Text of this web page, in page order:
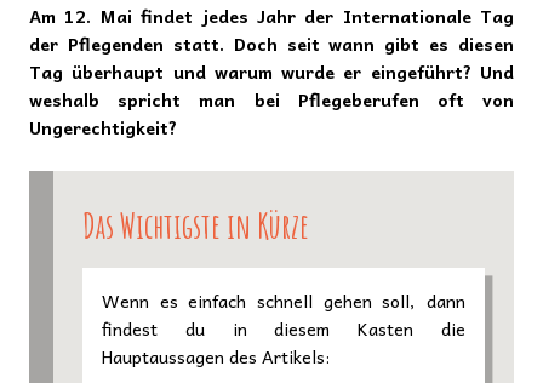
Am 12. Mai findet jedes Jahr der Internationale Tag
der Pflegenden statt. Doch seit wann gibt es diesen
Tag überhaupt und warum wurde er eingeführt? Und
weshalb spricht man bei Pflegeberufen oft von
Ungerechtigkeit?
Das Wichtigste in Kürze
Wenn es einfach schnell gehen soll, dann
findest du in diesem Kasten die
Hauptaussagen des Artikels: